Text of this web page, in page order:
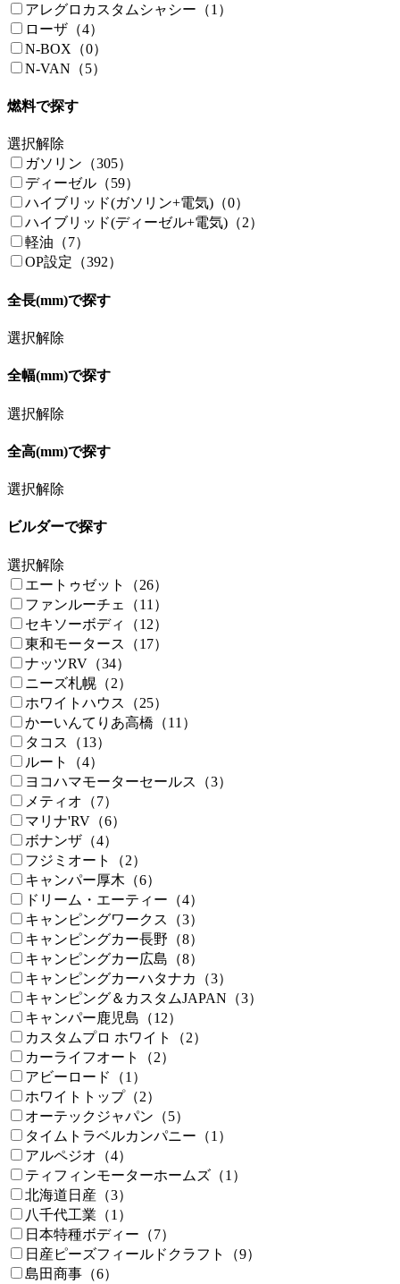
アレグロカスタムシャシー（1）
ローザ（4）
N-BOX（0）
N-VAN（5）
燃料で探す
選択解除
ガソリン（305）
ディーゼル（59）
ハイブリッド(ガソリン+電気)（0）
ハイブリッド(ディーゼル+電気)（2）
軽油（7）
OP設定（392）
全長(mm)で探す
選択解除
全幅(mm)で探す
選択解除
全高(mm)で探す
選択解除
ビルダーで探す
選択解除
エートゥゼット（26）
ファンルーチェ（11）
セキソーボディ（12）
東和モータース（17）
ナッツRV（34）
ニーズ札幌（2）
ホワイトハウス（25）
かーいんてりあ高橋（11）
タコス（13）
ルート（4）
ヨコハマモーターセールス（3）
メティオ（7）
マリナ'RV（6）
ボナンザ（4）
フジミオート（2）
キャンパー厚木（6）
ドリーム・エーティー（4）
キャンピングワークス（3）
キャンピングカー長野（8）
キャンピングカー広島（8）
キャンピングカーハタナカ（3）
キャンピング＆カスタムJAPAN（3）
キャンパー鹿児島（12）
カスタムプロ ホワイト（2）
カーライフオート（2）
アビーロード（1）
ホワイトトップ（2）
オーテックジャパン（5）
タイムトラベルカンパニー（1）
アルペジオ（4）
ティフィンモーターホームズ（1）
北海道日産（3）
八千代工業（1）
日本特種ボディー（7）
日産ピーズフィールドクラフト（9）
島田商事（6）